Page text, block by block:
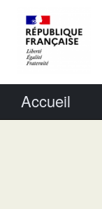
Accueil